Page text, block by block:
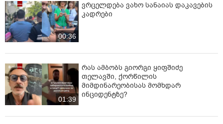
00:36
ვრცელდება ვახო სანაიას დაკავების
კადრები
01:39
რას ამბობს გიორგი ყიფშიძე
თელავში, ქორწილის
მიმდინარეობისას მომხდარ
ინციდენტზე?